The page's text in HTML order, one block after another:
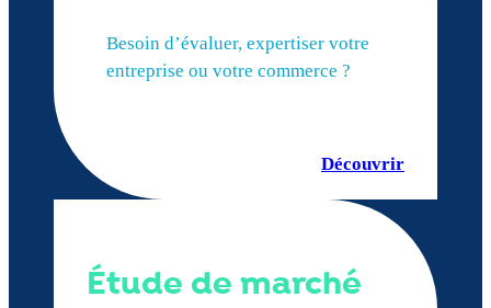
Besoin d’évaluer, expertiser votre
entreprise ou votre commerce ?
Découvrir
Étude de marché